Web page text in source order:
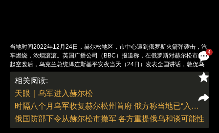
4
当地时间2022年12月24日，赫尔松地区，市中心遭到俄罗斯火箭弹袭击，汽
车燃烧，浓烟滚滚。英国广播公司（BBC）报道称，在俄罗斯对赫尔松市发
起空袭后，乌克兰总统泽连斯基平安夜当天（24日）发表全国讲话，敦促乌
克兰人坚决抵御袭击。BBC称，据乌克兰官员透露，俄军24日早些时候对赫
尔松市发动空袭，造成至少10人死亡68人受伤；报道还说，俄罗斯发动的导
弹和无人机袭击目前已经使数百万乌克兰人失去电力、暖气和自来水。图：视
责任编辑：李泊静 | 版面编辑：李泊静
相关阅读:
天眼｜乌军进入赫尔松
时隔八个月乌军收复赫尔松州首府 俄方称当地已“入俄”地位不会改变
俄国防部下令从赫尔松市撤军 各方重提俄乌和谈可能性